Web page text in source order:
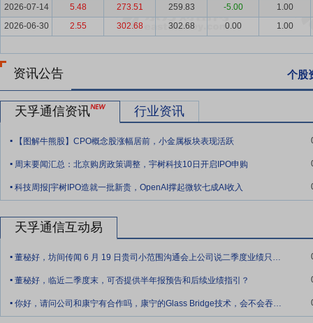
要点10：国际化产业布局和业务连续性优势
公司拥有专业的跨国研
积极推进全球产业布局，并利用各地区位人才优势，积极推进国际化
要点11：高效运营能力和规模制造优势
公司拥有业界领先量产能力
要点12：市场品牌和客户资源优势
公司以“万品入精”的理念持续服
业界主流客户的信任，建立了长期稳定的战略合作伙伴关系。
孚光通信股份有限公司(以下简称“公司”或“天孚通信”)与邹支农先生
元人民币,增资前后天孚之星股东及其持股比例保持不变。本次增资
董事长,系公司关联自然人,根据《深圳证券交易所创业板股票上市规
第十次临时会议,以同意 7 票,反对 0 票,弃权 0 票,回避表决 2 票,审议
决。公司独立董事对本次关联交易事项发表了事前认可意见和明确同
2026-07-14
5.48 273.51 259.83 -5.00
1.00
2026-06-30
2.55 302.68 302.68 0.00 1.00
资讯公告 个股
天孚通信资讯 行业资讯
. 【图解牛熊股】CPO概念股涨幅居前，小金属板块表现活跃
. 周末要闻汇总：北京购房政策调整，宇树科技10日开启IPO申购
. 科技周报|宇树IPO造就一批新贵，OpenAI撑起微软七成AI收入
天孚通信互动易
. 董秘好，坊间传闻 6 月 19 日贵司小范围沟通会上公司说二季度业绩只能与一季度
. 董秘好，临近二季度末，可否提供半年报预告和后续业绩指引？
. 你好，请问公司和康宁有合作吗，康宁的Glass Bridge技术，会不会吞食公司